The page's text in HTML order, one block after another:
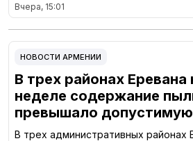
Вчера, 15:01
НОВОСТИ АРМЕНИИ
В трех районах
неделе содержание
превышало
В трех административных районах